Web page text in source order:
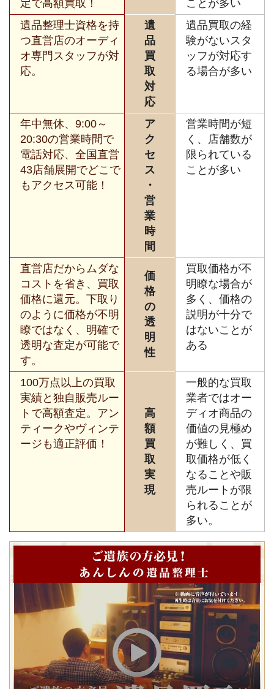
定で高額買取！
ことが多い
遺品整理士資格を持
つ直営店のオーディ
オ専門スタッフが対
応。
遺
品
買
取
対
応
遺品買取の経
験がないスタ
ッフが対応す
る場合が多い
年中無休、9:00～
20:30の営業時間で
電話対応、全国直営
43店舗展開でどこで
もアクセス可能！
ア
ク
セ
ス
・
営
業
時
間
営業時間が短
く、店舗数が
限られている
ことが多い
直営店だからムダな
コストを省き、買取
価格に還元。下取り
のように価格が不明
瞭ではなく、明確で
透明な査定が可能で
す。
価
格
の
透
明
性
買取価格が不
明瞭な場合が
多く、価格の
説明が十分で
はないことが
ある
100万点以上の買取
実績と独自販売ルー
トで高額査定。アン
ティークやヴィンテ
ージも適正評価！
高
額
買
取
実
現
一般的な買取
業者ではオー
ディオ商品の
価値の見極め
が難しく、買
取価格が低く
なることや販
売ルートが限
られることが
多い。